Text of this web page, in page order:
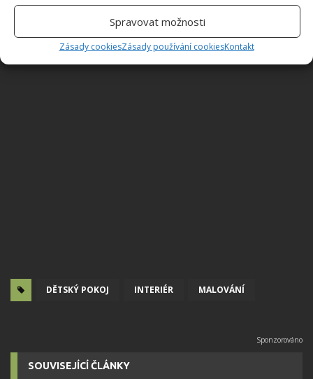
Spravovat možnosti
Zásady cookiesZásady používání cookiesKontakt
DĚTSKÝ POKOJ INTERIÉR MALOVÁNÍ
SOUVISEJÍCÍ ČLÁNKY